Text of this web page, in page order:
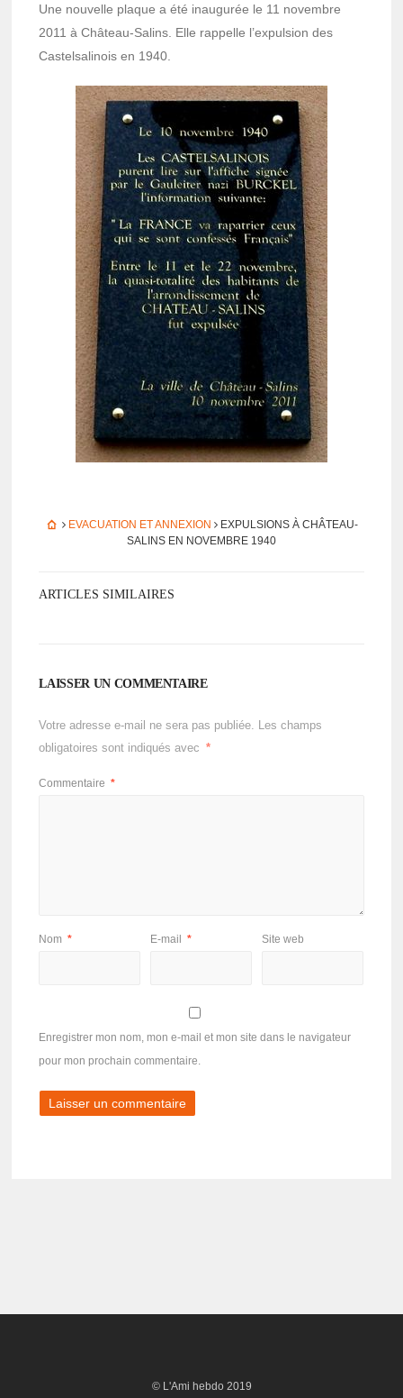
Une nouvelle plaque a été inau­gu­rée le 11 novembre
2011 à Château-Salins. Elle rappelle l’ex­pul­sion des
Castel­sa­li­nois en 1940.
EVACUATION ET ANNEXION
EXPUL­SIONS À CHÂTEAU-
SALINS EN NOVEMBRE 1940
ARTICLES SIMILAIRES
LAISSER UN COMMENTAIRE
Votre adresse e-mail ne sera pas publiée. Les champs
obligatoires sont indiqués avec
*
Commentaire *
Nom * E-mail * Site web
Enregistrer mon nom, mon e-mail et mon site dans le navigateur
pour mon prochain commentaire.
© L'Ami hebdo 2019